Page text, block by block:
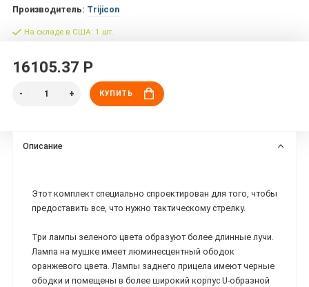
Производитель: Trijicon
На складе в США: 1 шт.
16105.37 Р
КУПИТЬ
Описание
Этот комплект специально спроектирован для того, чтобы
предоставить все, что нужно тактическому стрелку.
Три лампы зеленого цвета образуют более длинные лучи.
Лампа на мушке имеет люминесцентный ободок
оранжевого цвета. Лампы заднего прицела имеют черные
ободки и помещены в более широкий корпус U-образной